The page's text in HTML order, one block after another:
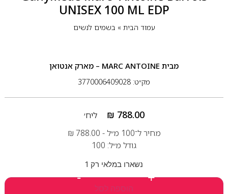
UNISEX 100 ML EDP
עמוד הבית» בשמים לנשים
מבית MARC ANTOINE – מארק אנטואן
מק״ט: 3770006409028
₪ 788.00
ליח׳
מחיר ל־100 מ״ל -
₪ 788.00
גודל מ״ל: 100
נשארו במלאי רק 1
- +
הוספה לסל